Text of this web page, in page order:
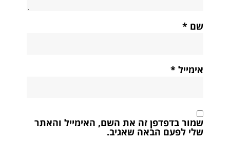
שם *
אימייל *
שמור בדפדפן זה את השם, האימייל והאתר
שלי לפעם הבאה שאגיב.